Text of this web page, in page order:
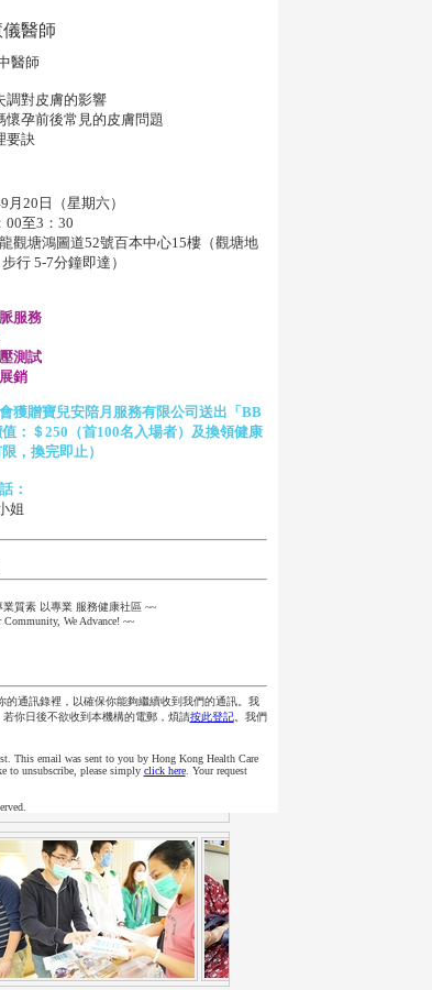
醫師
醫師
調對皮膚的影響
懷孕前後常見的皮膚問題
要訣
月20日（星期六）
00至3：30
觀塘鴻圖道52號百本中心15樓（觀塘地
行 5-7分鐘即達）
服務
測試
銷
獲贈寶兒安陪月服務有限公司送出「BB
：＄250（首100名入場者）及換領健康
，換完即止）
：
姐
業質素 以專業 服務健康社區 ~~
Community, We Advance! ~~
通訊錄裡，以確保你能夠繼續收到我們的通訊。我
你日後不欲收到本機構的電郵，煩請按此登記。我們
This email was sent to you by Hong Kong Health Care
to unsubscribe, please simply click here. Your request